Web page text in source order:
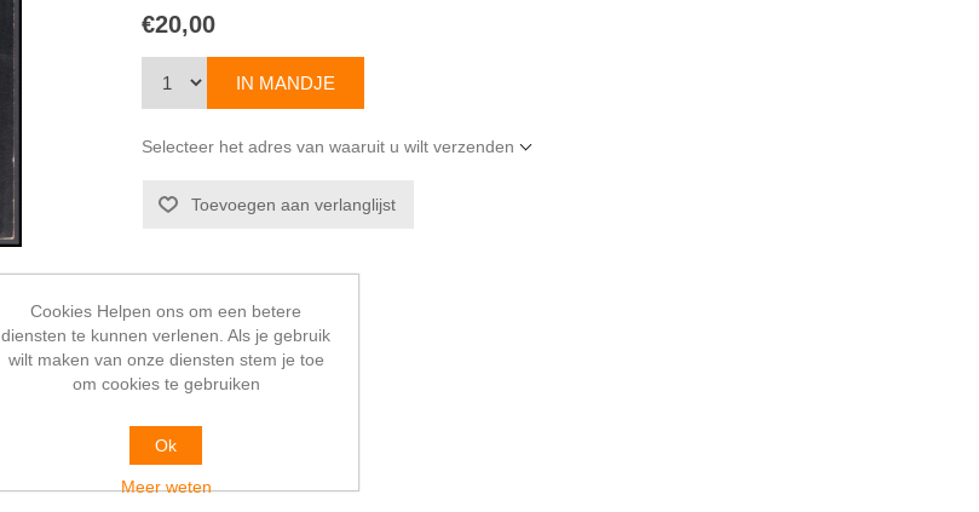
€20,00
Selecteer het adres van waaruit u wilt verzenden
Cookies Helpen ons om een betere
diensten te kunnen verlenen. Als je gebruik
wilt maken van onze diensten stem je toe
om cookies te gebruiken
Ok
Meer weten